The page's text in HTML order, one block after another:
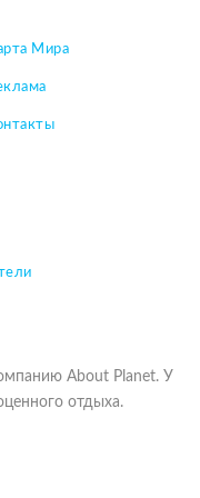
Мира
About Planet. У
отдыха.